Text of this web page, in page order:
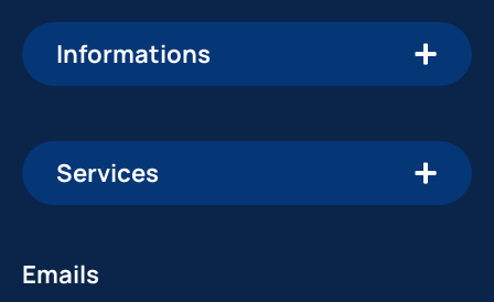
Informations
Services
Emails